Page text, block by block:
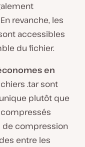
revanche, les
accessibles
du fichier.
en
.tar sont
plutôt que
de compression
entre les